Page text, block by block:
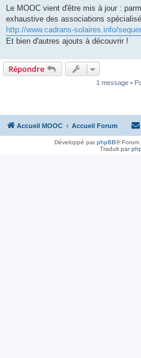
s
a
g
e
Le MOOC vient d'être mis à jour :
exhaustive des associations
http://www.cadrans-solaires.info/
Et bien d'autres ajouts à découvrir !
Répondre
1 message •
Accueil MOOC Accueil Forum
Développé parphpBB® Forum
Traduit par